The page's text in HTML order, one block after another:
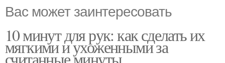
Вас может заинтересовать
10 минут для рук: как сделать их
мягкими и ухоженными за